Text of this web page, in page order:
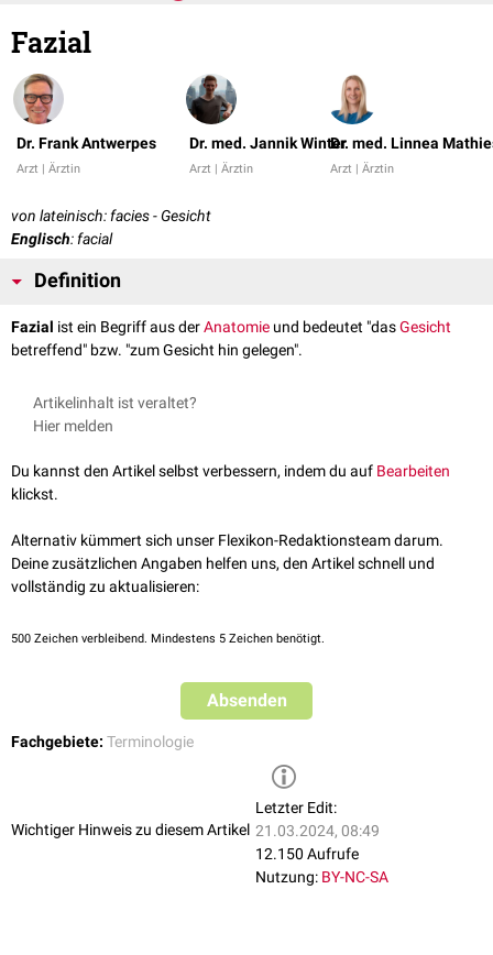
Fazial
Dr. Frank Antwerpes
Arzt | Ärztin
Dr. med. Jannik Winter
Arzt | Ärztin
Dr. med. Linnea
Arzt | Ärztin
von lateinisch: facies - Gesicht
Englisch: facial
Definition
Fazial ist ein Begriff aus derAnatomie und bedeutet "dasGesicht
betreffend" bzw. "zum Gesicht hin gelegen".
Artikelinhalt ist veraltet?
Hier melden
Du kannst den Artikel selbst verbessern, indem du auf Bearbeiten
klickst.
Alternativ kümmert sich unser Flexikon-Redaktionsteam darum.
Deine zusätzlichen Angaben helfen uns, den Artikel schnell und
vollständig zu aktualisieren:
500 Zeichen verbleibend. Mindestens 5 Zeichen benötigt.
Absenden
Fachgebiete: Terminologie
Wichtiger Hinweis zu diesem Artikel
Letzter Edit:
21.03.2024, 08:49
12.150 Aufrufe
Nutzung: BY-NC-SA